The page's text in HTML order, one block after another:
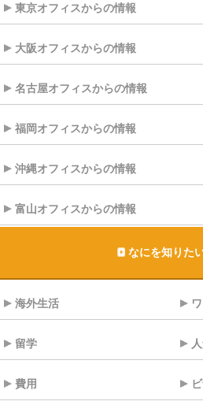
東京オフィスからの情報
大阪オフィスからの情報
名古屋オフィスからの情報
福岡オフィスからの情報
沖縄オフィスからの情報
富山オフィスからの情報
なにを知りた
海外生活
留学
費用